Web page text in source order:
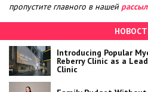
пропустите главного в нашей
Introducing Popular
Reberry Clinic as a
Clinic